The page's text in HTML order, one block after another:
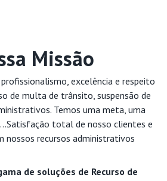
Missão
excelência e respeito
de multa de trânsito, suspensão de
Temos uma meta, uma
total de nosso clientes e
nossos recursos administrativos
de soluções de Recurso de